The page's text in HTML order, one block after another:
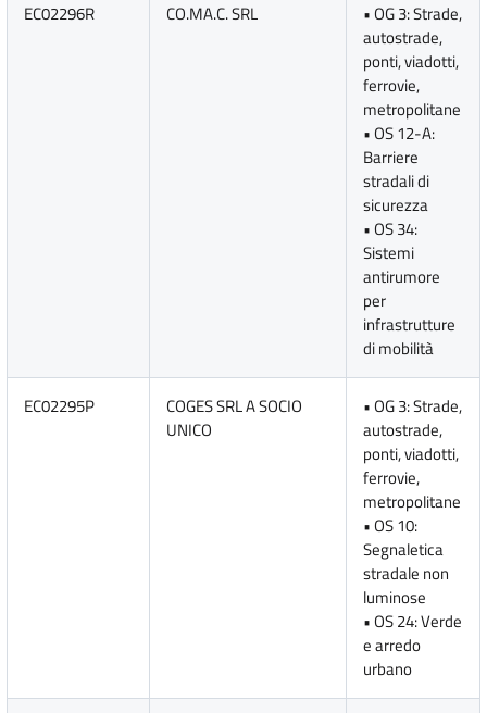
EC02296R CO.MA.C. SRL
• OG 3: Strade,
autostrade,
ponti, viadotti,
ferrovie,
metropolitane
• OS 12-A:
Barriere
stradali di
sicurezza
• OS 34:
Sistemi
antirumore
per
infrastrutture
di mobilità
EC02295P
COGES SRL A SOCIO
UNICO
• OG 3: Strade,
autostrade,
ponti, viadotti,
ferrovie,
metropolitane
• OS 10:
Segnaletica
stradale non
luminose
• OS 24: Verde
e arredo
urbano